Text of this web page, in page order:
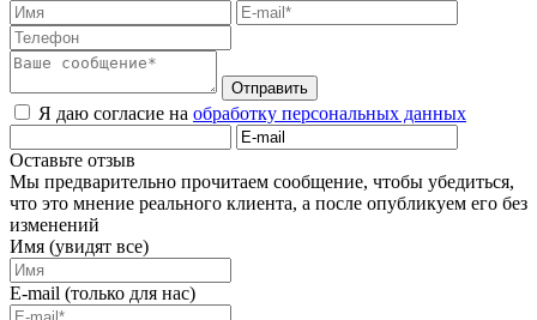
Отправить
Я даю согласие на обработку персональных данных
Оставьте отзыв
Мы предварительно прочитаем сообщение, чтобы убедиться,
что это мнение реального клиента, а после опубликуем его без
изменений
Имя (увидят все)
E-mail (только для нас)